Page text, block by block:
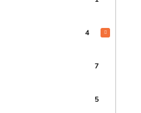
4
7
5